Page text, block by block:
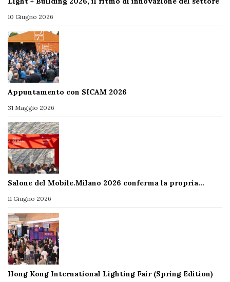
10 Giugno 2026
Appuntamento con SICAM 2026
31 Maggio 2026
Salone del Mobile.Milano 2026 conferma la propria…
11 Giugno 2026
Hong Kong International Lighting Fair (Spring Edition)